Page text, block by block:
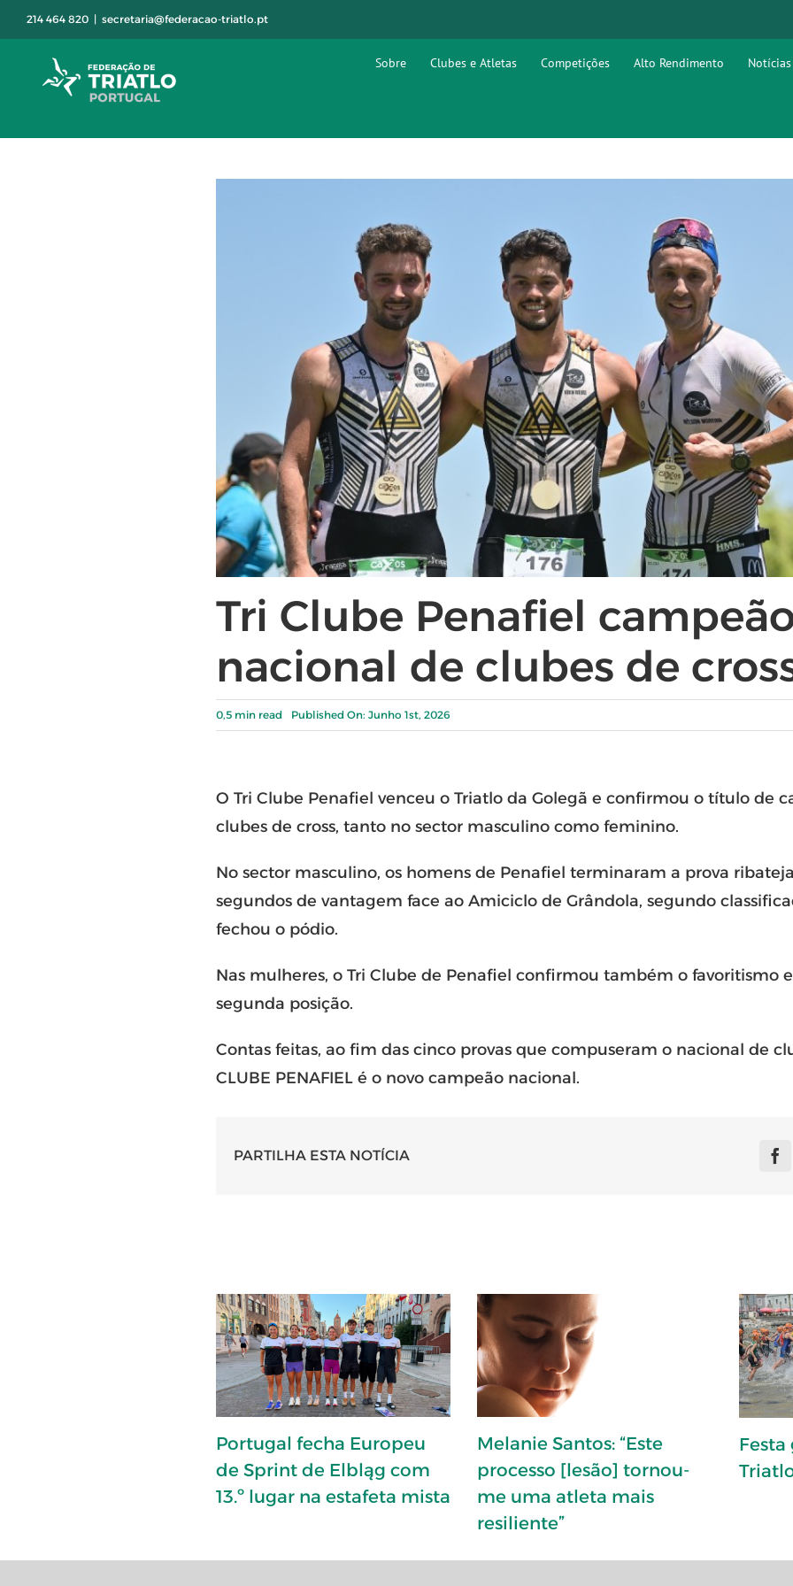
214 464 820 | secretaria@federacao-triatlo.pt
Sobre Clubes e Atletas Competições Alto Rendimento
Tri Clube Penafiel
nacional de clubes de
0,5 min read Published On: Junho 1st, 2026
O Tri Clube Penafiel venceu o Triatlo da Golegã e confirmou o título de
clubes de cross, tanto no sector masculino como feminino.
No sector masculino, os homens de Penafiel terminaram a prova
segundos de vantagem face ao Amiciclo de Grândola, segundo
fechou o pódio.
Nas mulheres, o Tri Clube de Penafiel confirmou também o favoritismo
segunda posição.
Contas feitas, ao fim das cinco provas que compuseram o nacional de
CLUBE PENAFIEL é o novo campeão nacional.
PARTILHA ESTA NOTÍCIA
Portugal fecha Europeu
de Sprint de Elbląg com
13.º lugar na estafeta mista
Melanie Santos: “Este
processo [lesão] tornou-
me uma atleta mais
resiliente”
Festa